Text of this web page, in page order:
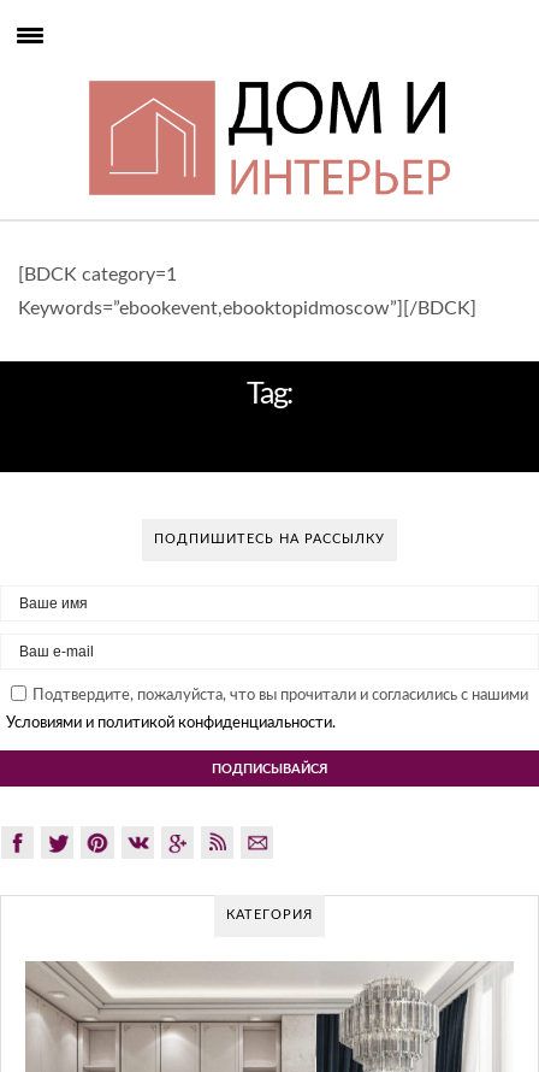
[BDCK category=1
Keywords=”ebookevent,ebooktopidmoscow”][/BDCK]
Tag:
ПОДПИШИТЕСЬ НА РАССЫЛКУ
Подтвердите, пожалуйста, что вы прочитали и согласились с нашими
Условиями и политикой конфиденциальности.
КАТЕГОРИЯ